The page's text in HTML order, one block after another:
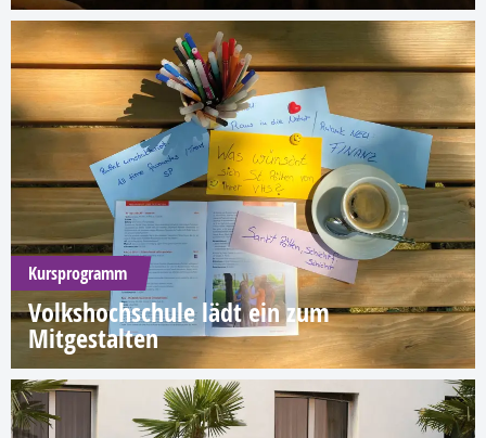
Kursprogramm
Volkshochschule lädt ein zum
Mitgestalten